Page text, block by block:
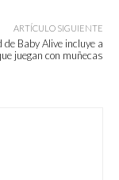
ARTÍCULO SIGUIENTE
de Baby Alive incluye a
juegan con muñecas